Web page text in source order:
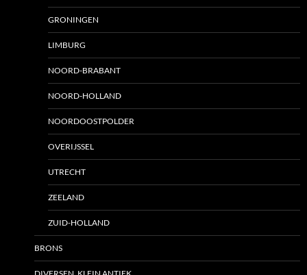
GRONINGEN
LIMBURG
NOORD-BRABANT
NOORD-HOLLAND
NOORDOOSTPOLDER
OVERIJSSEL
UTRECHT
ZEELAND
ZUID-HOLLAND
BRONS